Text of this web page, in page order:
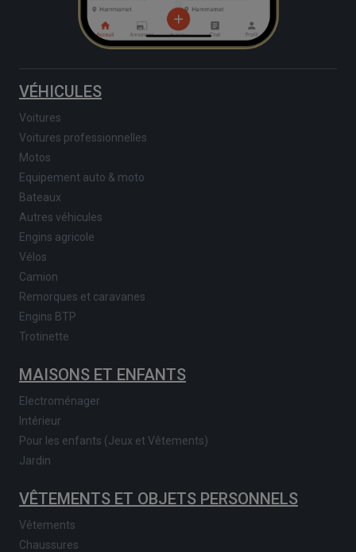
VÉHICULES
Voitures
Voitures professionnelles
Motos
Equipement auto & moto
Bateaux
Autres véhicules
Engins agricole
Vélos
Camion
Remorques et caravanes
Engins BTP
Trotinette
MAISONS ET ENFANTS
Electroménager
Intérieur
Pour les enfants (Jeux et Vêtements)
Jardin
VÊTEMENTS ET OBJETS PERSONNELS
Vêtements
Chaussures